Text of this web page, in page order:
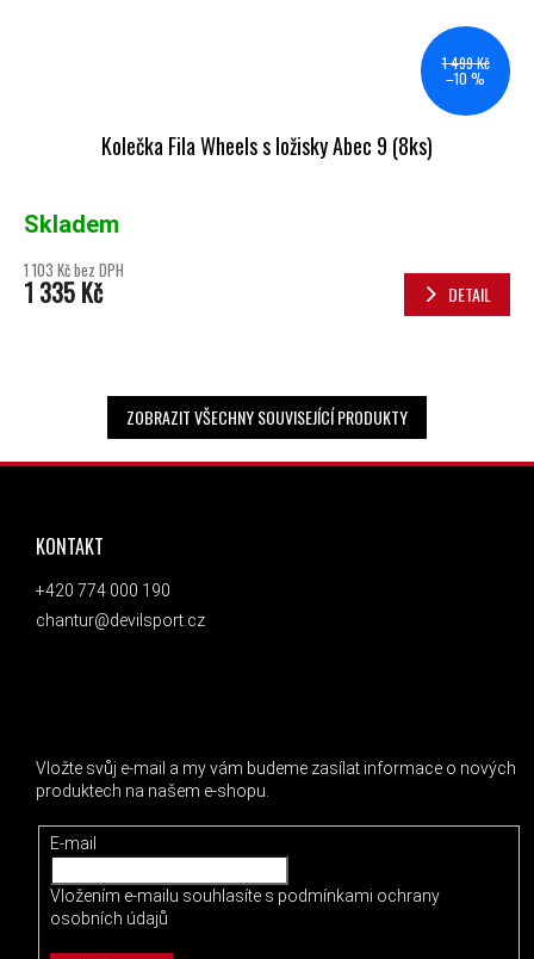
1 499 Kč
–10 %
Kolečka Fila Wheels s ložisky Abec 9 (8ks)
Skladem
1 103 Kč bez DPH
1 335 Kč DETAIL
ZOBRAZIT VŠECHNY SOUVISEJÍCÍ PRODUKTY
ZÁPATÍ
KONTAKT
+420 774 000 190
chantur@devilsport.cz
Vložte svůj e-mail a my vám budeme zasílat informace o nových
produktech na našem e-shopu.
E-mail
Vložením e-mailu souhlasíte s podmínkami ochrany
osobních údajů